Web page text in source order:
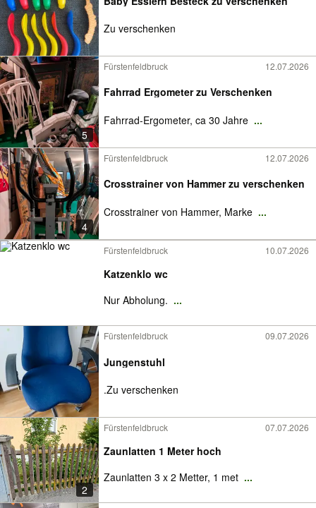
Zu verschenken
5
Fürstenfeldbruck 12.07.2026
Fahrrad Ergometer zu Verschenken
Fahrrad-Ergometer, ca 30 Jahre ...
4
Fürstenfeldbruck 12.07.2026
Crosstrainer von Hammer zu verschenken
Crosstrainer von Hammer, Marke ...
Fürstenfeldbruck 10.07.2026
Katzenklo wc
Nur Abholung. ...
Fürstenfeldbruck 09.07.2026
Jungenstuhl
.Zu verschenken
2
Fürstenfeldbruck 07.07.2026
Zaunlatten 1 Meter hoch
Zaunlatten 3 x 2 Metter, 1 met ...